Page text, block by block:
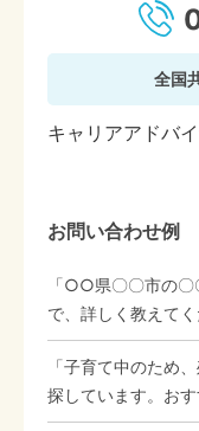
全国
キャリアアドバ
お問い合わせ例
「○○県〇〇市の〇
で、詳しく教えてく
「子育て中のため
探しています。おす